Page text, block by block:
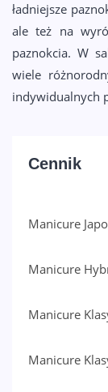
ładniejsze
ale też na
paznokcia. W
wiele
indywidualnych
Cennik
Manicure
Manicure
Manicure
Manicure